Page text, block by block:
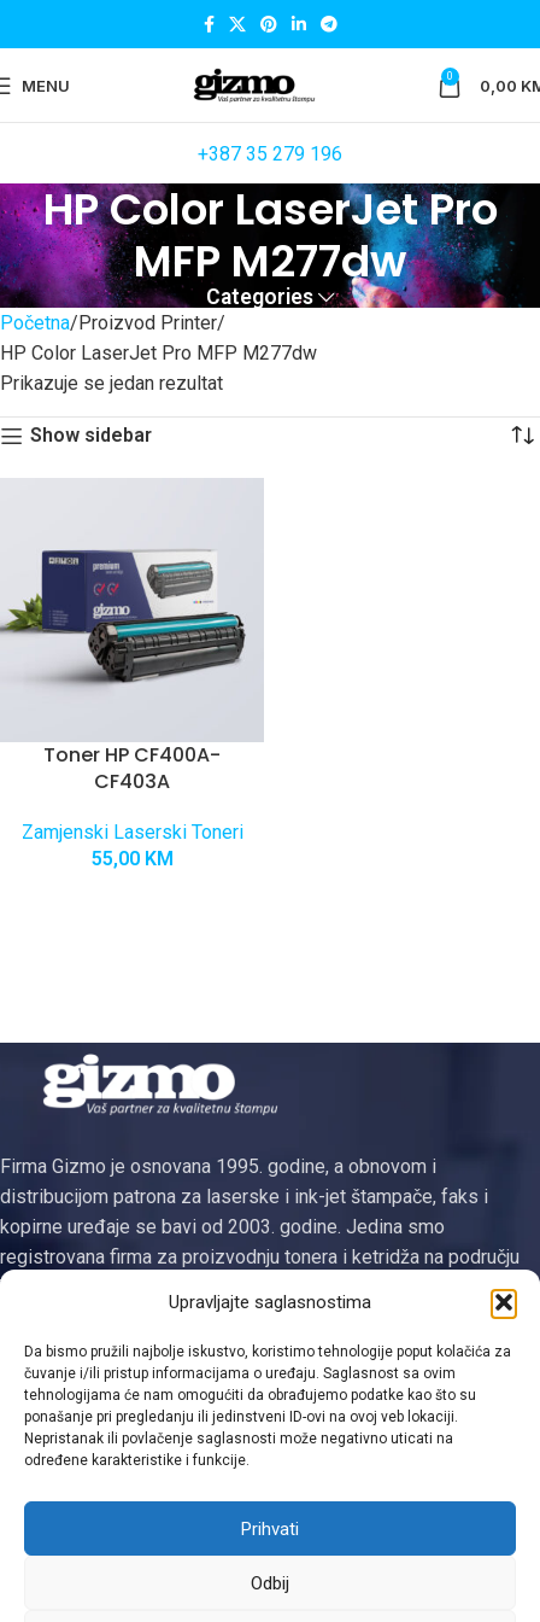
Upravljajte saglasnostima
Da bismo pružili najbolje iskustvo, koristimo tehnologije poput kolačića za
čuvanje i/ili pristup informacijama o uređaju. Saglasnost sa ovim
tehnologijama će nam omogućiti da obrađujemo podatke kao što su
ponašanje pri pregledanju ili jedinstveni ID-ovi na ovoj veb lokaciji.
Nepristanak ili povlačenje saglasnosti može negativno uticati na
određene karakteristike i funkcije.
Prihvati
Odbij
MENU 0 0,00
+387 35 279 196
HP Color LaserJet Pro
MFP M277dw
Categories
Početna Proizvod Printer
HP Color LaserJet Pro MFP M277dw
Prikazuje se jedan rezultat
Show sidebar
Toner HP CF400A-
CF403A
Zamjenski Laserski Toneri
55,00 KM
Firma Gizmo je osnovana 1995. godine, a obnovom i
distribucijom patrona za laserske i ink-jet štampače, faks i
kopirne uređaje se bavi od 2003. godine. Jedina smo
registrovana firma za proizvodnju tonera i ketridža na području
Tuzlanskog kantona
Kategorije
Linkovi
Kontakt informacije
Viber